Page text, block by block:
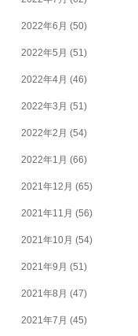
2022年6月 (50)
2022年5月 (51)
2022年4月 (46)
2022年3月 (51)
2022年2月 (54)
2022年1月 (66)
2021年12月 (65)
2021年11月 (56)
2021年10月 (54)
2021年9月 (51)
2021年8月 (47)
2021年7月 (45)